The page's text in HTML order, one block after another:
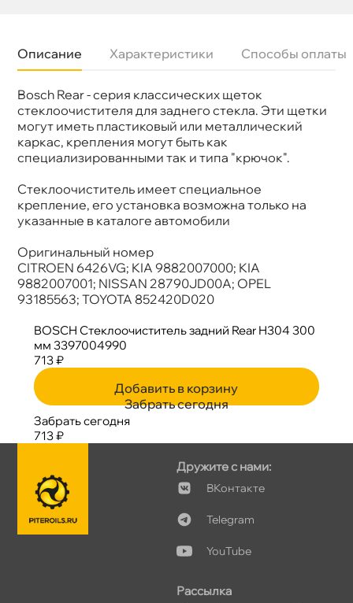
Описание Характеристики Способы оплаты
Bosch Rear - серия классических щеток
стеклоочистителя для заднего стекла. Эти щетки
могут иметь пластиковый или металлический
каркас, крепления могут быть как
специализированными так и типа "крючок".
Стеклоочиститель имеет специальное
крепление, его установка возможна только на
указанные в каталоге автомобили
Оригинальный номер
CITROEN 6426VG; KIA 9882007000; KIA
9882007001; NISSAN 28790JD00A; OPEL
93185563; TOYOTA 852420D020
Бренд
BOSCH
Длина 1, мм
300
Конструкция
Пластиковая
Крепление
Специальное
BOSCH Стеклоочиститель задний Rear H304 300
мм 3397004990
713 ₽
Добавить в корзину
Забрать сегодня
Забрать сегодня
713 ₽
Дружите с нами:
Контакте
Telegram
YouTube
Рассылка